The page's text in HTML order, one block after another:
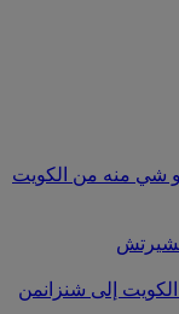
شي منه من الكويت
إلى شنزانمن